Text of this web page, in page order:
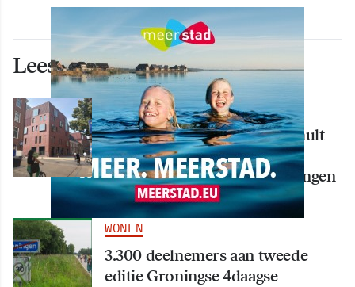
Lees ook deze artikelen
WONEN
Nieuw creatief centrum Tumult
bijna klaar: opening eind
september in hart van Groningen
WONEN
3.300 deelnemers aan tweede
editie Groningse 4daagse